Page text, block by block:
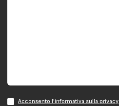
Acconsento l'informativa sulla privacy